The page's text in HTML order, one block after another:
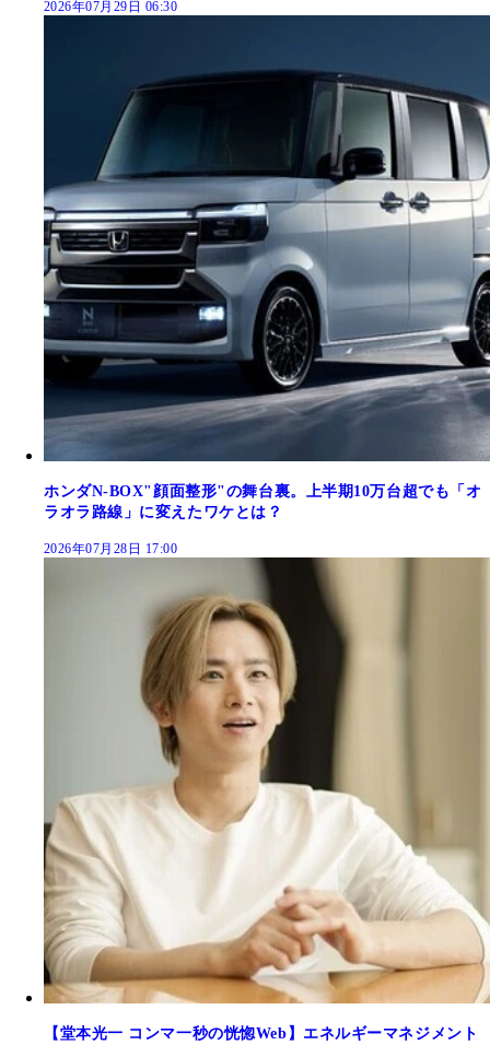
2026年07月29日 06:30
ホンダN-BOX"顔面整形"の舞台裏。上半期10万台超でも「オ
ラオラ路線」に変えたワケとは？
2026年07月28日 17:00
【堂本光一 コンマ一秒の恍惚Web】エネルギーマネジメント